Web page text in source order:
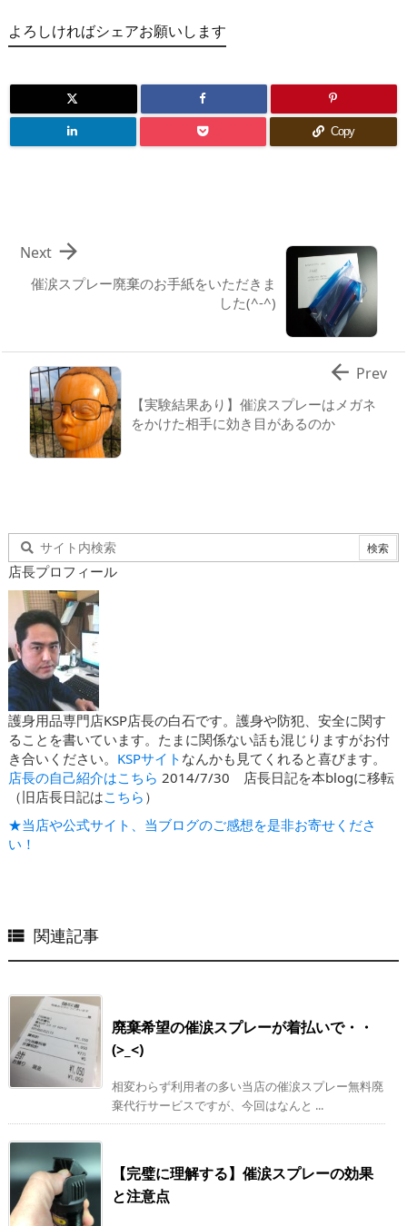
よろしければシェアお願いします
Copy
催涙スプレー廃棄のお手紙をいただきま
した(^-^)

Next
【実験結果あり】催涙スプレーはメガネ
をかけた相手に効き目があるのか
 Prev
店長プロフィール
護身用品専門店KSP店長の白石です。護身や防犯、安全に関す
ることを書いています。たまに関係ない話も混じりますがお付
き合いください。 KSPサイト なんかも見てくれると喜びます。
店長の自己紹介はこちら 2014/7/30 店長日記を本blogに移転
（旧店長日記はこちら ）
★当店や公式サイト、当ブログのご感想を是非お寄せくださ
い！
 関連記事
廃棄希望の催涙スプレーが着払いで・・
(>_<)
相変わらず利用者の多い当店の催涙スプレー無料廃
棄代行サービスですが、今回はなんと ...
【完璧に理解する】催涙スプレーの効果
と注意点